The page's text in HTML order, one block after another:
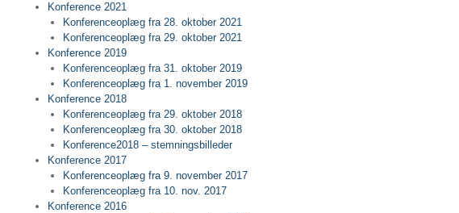
Konference 2021
Konferenceoplæg fra 28. oktober 2021
Konferenceoplæg fra 29. oktober 2021
Konference 2019
Konferenceoplæg fra 31. oktober 2019
Konferenceoplæg fra 1. november 2019
Konference 2018
Konferenceoplæg fra 29. oktober 2018
Konferenceoplæg fra 30. oktober 2018
Konference2018 – stemningsbilleder
Konference 2017
Konferenceoplæg fra 9. november 2017
Konferenceoplæg fra 10. nov. 2017
Konference 2016